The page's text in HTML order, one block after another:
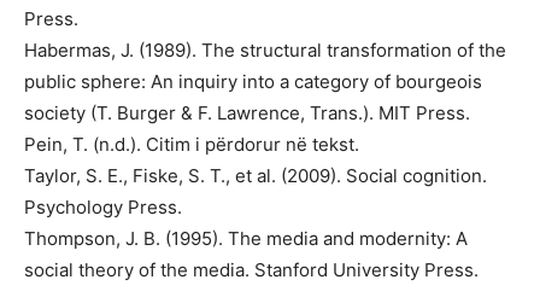
Press.
Habermas, J. (1989). The structural transformation of the
public sphere: An inquiry into a category of bourgeois
society (T. Burger & F. Lawrence, Trans.). MIT Press.
Pein, T. (n.d.). Citim i përdorur në tekst.
Taylor, S. E., Fiske, S. T., et al. (2009). Social cognition.
Psychology Press.
Thompson, J. B. (1995). The media and modernity: A
social theory of the media. Stanford University Press.